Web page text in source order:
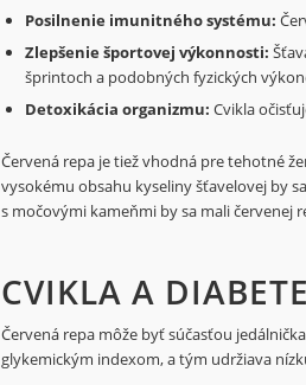
Posilnenie imunitného systému:
Zlepšenie športovej výkonnosti:
šprintoch a podobných fyzických
Detoxikácia organizmu: Cvikla
Červená repa je tiež vhodná pre tehotné
vysokému obsahu kyseliny šťavelovej by
s močovými kameňmi by sa mali červenej
CVIKLA A
Červená repa môže byť súčasťou
glykemickým indexom, a tým udržiava